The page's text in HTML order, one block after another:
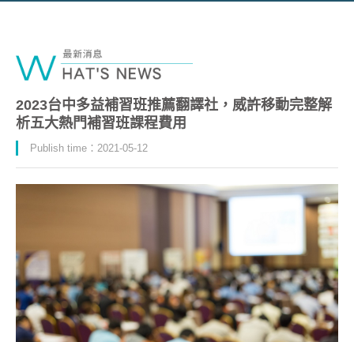
2023台中多益補習班推薦翻譯社，威許移動完整解
析五大熱門補習班課程費用
Publish time：2021-05-12